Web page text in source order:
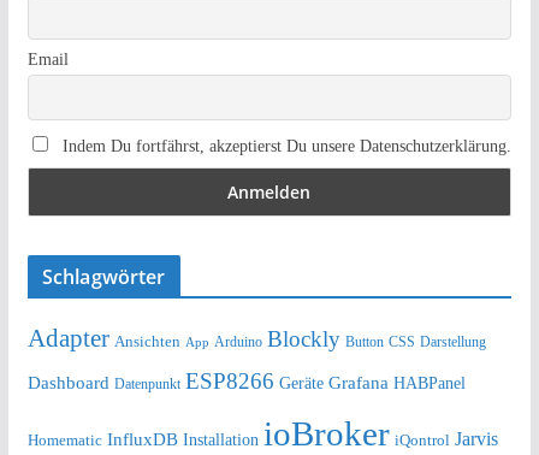
Email
Indem Du fortfährst, akzeptierst Du unsere Datenschutzerklärung.
Schlagwörter
Adapter Ansichten App Arduino Blockly Button CSS Darstellung
Dashboard Datenpunkt ESP8266 Geräte Grafana HABPanel
Homematic InfluxDB Installation ioBroker iQontrol Jarvis